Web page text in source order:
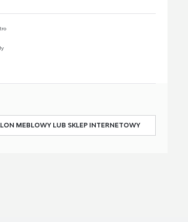
MEBLOWY LUB SKLEP INTERNETOWY